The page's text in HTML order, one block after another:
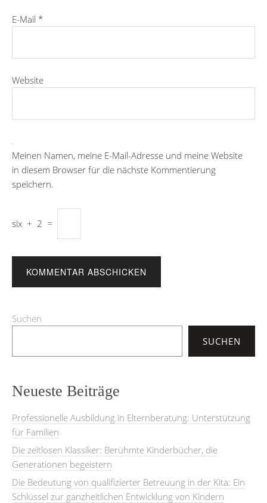
E-Mail *
Website
Meinen Namen, meine E-Mail-Adresse und meine Website
in diesem Browser für die nächste Kommentierung
speichern.
six + 2 =
Suchen
SUCHEN
Neueste Beiträge
Professionelle Ausbildung in Elternberatung: Unterstützung
für Familien
Die zeitlosen Klassiker: Berühmte Kinderbücher, die
Generationen begeistern
Die Bedeutung von qualifizierter Betreuung in der Kita: Ein
Schlüssel zur ganzheitlichen Entwicklung von Kindern